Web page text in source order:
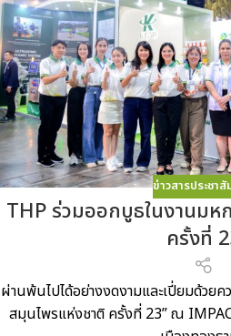
ข่าวสารประชา
THP ร่วมออกบูธในงานม
ครั้งที่
ผ่านพ้นไปได้อย่างงดงามและเปี่ยมด้วย
สมุนไพรแห่งชาติ ครั้งที่ 23” ณ